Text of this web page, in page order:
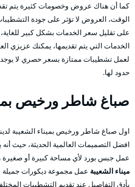
كما أن هناك عروض وخصومات كثيرة يتم
الوقت، العروض لا تؤثر على جودة
على تقليل سعر الخدمات بشكل كبير
الخدمات التي يتم تقديمها، يمكنك عزيزي
لعمل تشطيبات ممتازة بسعر حصري لا يوجد
حدود لها.
صباغ شاطر ورخيص
اول صباغ شاطر ورخيص بميناء الشعيبة
افضل التصميمات العالمية الحديثة، حيث
عمل جبس بورد لأي مساحة كبيرة أو
ميناء الشعيبة عمل مجموعة ديكورات جميلة
بأدق التفاصيل عند تقديم التشطيبات